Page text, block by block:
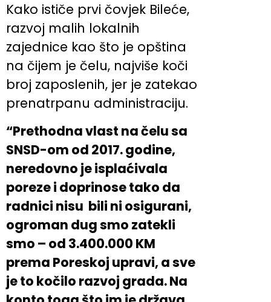
Kako ističe prvi čovjek Bileće,
razvoj malih lokalnih
zajednice kao što je opština
na čijem je čelu, najviše koči
broj zaposlenih, jer je zatekao
prenatrpanu administraciju.
“Prethodna vlast na čelu sa
SNSD-om od 2017. godine,
neredovno je isplaćivala
poreze i doprinose tako da
radnici nisu bili ni osigurani,
ogroman dug smo zatekli
smo – od 3.400.000 KM
prema Poreskoj upravi, a sve
je to kočilo razvoj grada. Na